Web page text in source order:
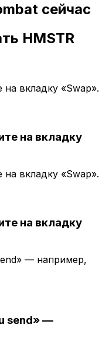
сейчас
HMSTR
на вкладку
на вкладку
send» —